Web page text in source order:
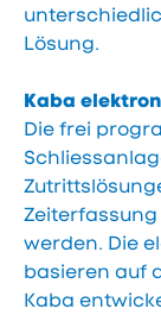
Lösung.
Kaba
Die frei
werden. Die
basieren auf
Kaba